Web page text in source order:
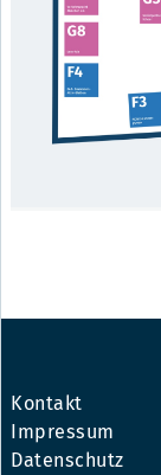
Kontakt
Impressum
Datenschutz